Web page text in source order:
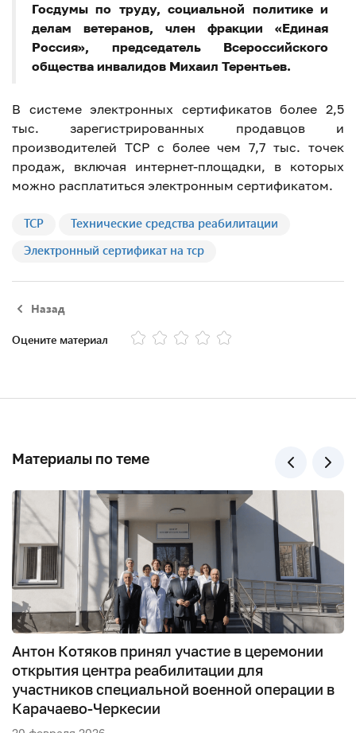
Госдумы по труду, социальной политике и
делам ветеранов, член фракции «Единая
Россия», председатель Всероссийского
общества инвалидов Михаил Терентьев.
В системе электронных сертификатов более 2,5
тыс. зарегистрированных продавцов и
производителей ТСР с более чем 7,7 тыс. точек
продаж, включая интернет-площадки, в которых
можно расплатиться электронным сертификатом.
ТСР
Технические средства реабилитации
Электронный сертификат на тср
Назад
Оцените материал
Материалы по теме
Антон Котяков принял участие в церемонии
открытия центра реабилитации для
участников специальной военной операции в
Карачаево-Черкесии